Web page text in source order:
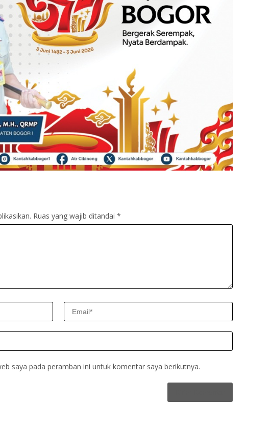
Ruas yang wajib ditandai *
saya pada peramban ini untuk komentar saya berikutnya.